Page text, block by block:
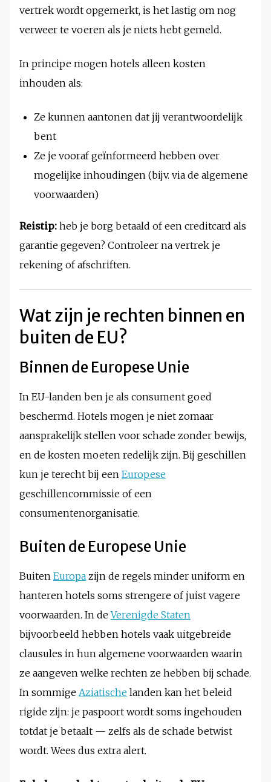
vertrek wordt opgemerkt, is het lastig om nog
verweer te voeren als je niets hebt gemeld.
In principe mogen hotels alleen kosten
inhouden als:
Ze kunnen aantonen dat jij verantwoordelijk
bent
Ze je vooraf geïnformeerd hebben over
mogelijke inhoudingen (bijv. via de algemene
voorwaarden)
Reistip: heb je borg betaald of een creditcard als
garantie gegeven? Controleer na vertrek je
rekening of afschriften.
Wat zijn je rechten binnen en
buiten de EU?
Binnen de Europese Unie
In EU-landen ben je als consument goed
beschermd. Hotels mogen je niet zomaar
aansprakelijk stellen voor schade zonder bewijs,
en de kosten moeten redelijk zijn. Bij geschillen
kun je terecht bij een Europese
geschillencommissie of een
consumentenorganisatie.
Buiten de Europese Unie
Buiten Europa zijn de regels minder uniform en
hanteren hotels soms strengere of juist vagere
voorwaarden. In deVerenigde Staten
bijvoorbeeld hebben hotels vaak uitgebreide
clausules in hun algemene voorwaarden waarin
ze aangeven welke rechten ze hebben bij schade.
In sommige Aziatische landen kan het beleid
rigide zijn: je paspoort wordt soms ingehouden
totdat je betaalt — zelfs als de schade betwist
wordt. Wees dus extra alert.